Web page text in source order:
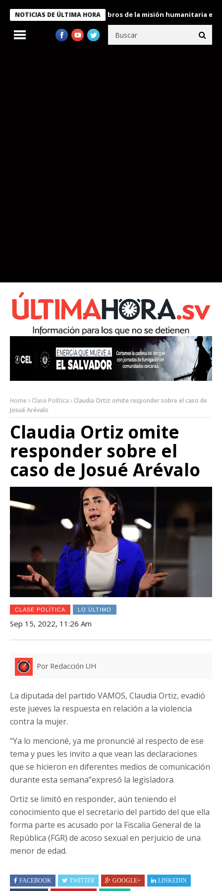
NOTICIAS DE ÚLTIMA HORA
Bukele condecora a miembros de la misión humanitaria
Home Clase Política
Claudia Ortiz omite responder sobre el caso de
Josué Arévalo
Claudia Ortiz omite
responder sobre el
caso de Josué Arévalo
CLASE POLÍTICA LO ÚLTIMO
Sep 15, 2022, 11:26 Am
Por Redacción UH
La diputada del partido VAMOS, Claudia Ortiz, evadió
este jueves la respuesta en relación a la violencia
contra la mujer.
“Ya lo mencioné, ya me pronuncié al respecto de ese
tema y pues les invito a que vean las declaraciones
que se hicieron en diferentes medios de comunicación
durante esta semana”expresó la legisladora.
Ortiz se limitó en responder, aún teniendo el
conocimiento que el secretario del partido del que ella
forma parte es acusado por la Fiscalia General de la
República (FGR) de acoso sexual en perjuicio de una
menor de edad.
FACEBOOK TWITTER GOOGLE+
LINKEDIN